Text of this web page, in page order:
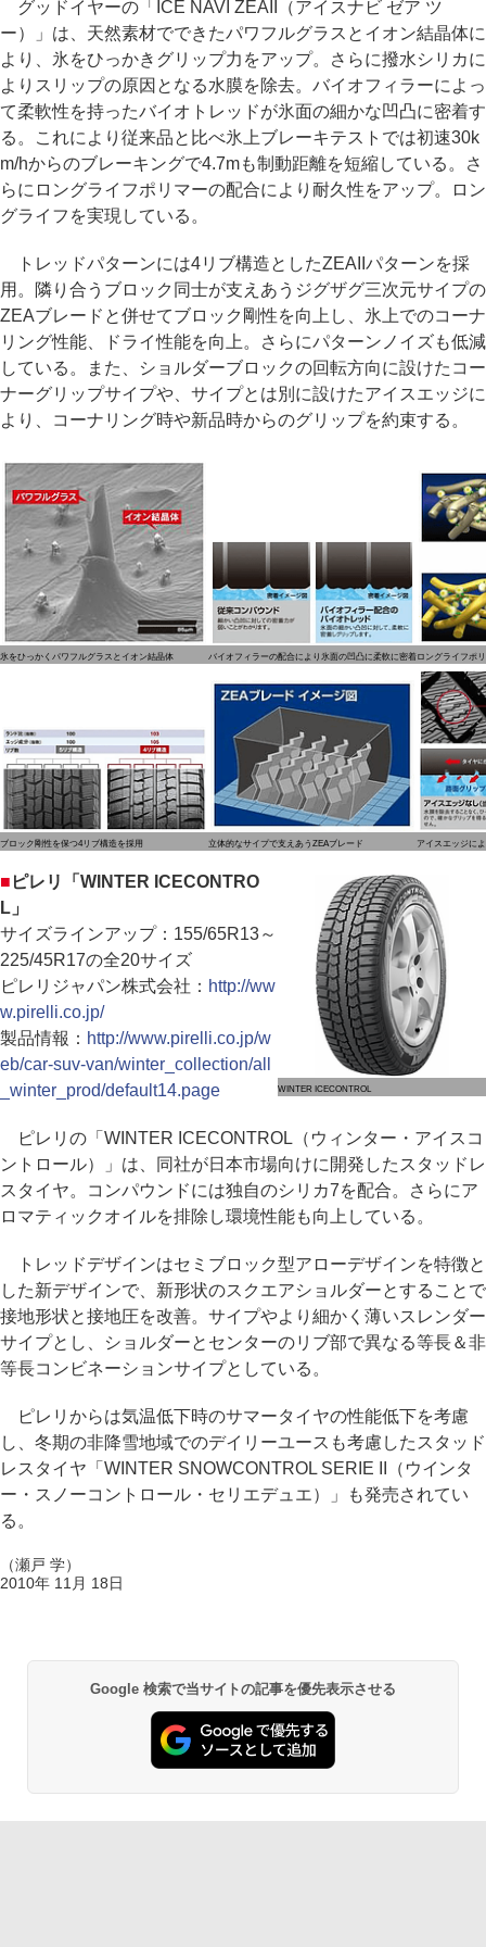
グッドイヤーの「ICE NAVI ZEAII（アイスナビ ゼア ツ
ー）」は、天然素材でできたパワフルグラスとイオン結晶体に
より、氷をひっかきグリップ力をアップ。さらに撥水シリカに
よりスリップの原因となる水膜を除去。バイオフィラーによっ
て柔軟性を持ったバイオトレッドが氷面の細かな凹凸に密着す
る。これにより従来品と比べ氷上ブレーキテストでは初速30k
m/hからのブレーキングで4.7mも制動距離を短縮している。さ
らにロングライフポリマーの配合により耐久性をアップ。ロン
グライフを実現している。
トレッドパターンには4リブ構造としたZEAIIパターンを採
用。隣り合うブロック同士が支えあうジグザグ三次元サイプの
ZEAブレードと併せてブロック剛性を向上し、氷上でのコーナ
リング性能、ドライ性能を向上。さらにパターンノイズも低減
している。また、ショルダーブロックの回転方向に設けたコー
ナーグリップサイプや、サイプとは別に設けたアイスエッジに
より、コーナリング時や新品時からのグリップを約束する。
氷をひっかくパワフルグラスとイオン結晶体 バイオフィラーの配合により氷面の凹凸に柔軟に密着ロングライフポ
ブロック剛性を保つ4リブ構造を採用 立体的なサイプで支えあうZEAブレード アイスエッジに
WINTER ICECONTROL
■ ピレリ「WINTER ICECONTRO
L」
サイズラインアップ：155/65R13～
225/45R17の全20サイズ
ピレリジャパン株式会社： http://ww
w.pirelli.co.jp/
製品情報： http://www.pirelli.co.jp/w
eb/car-suv-van/winter_collection/all
_winter_prod/default14.page
ピレリの「WINTER ICECONTROL（ウィンター・アイスコ
ントロール）」は、同社が日本市場向けに開発したスタッドレ
スタイヤ。コンパウンドには独自のシリカ7を配合。さらにア
ロマティックオイルを排除し環境性能も向上している。
トレッドデザインはセミブロック型アローデザインを特徴と
した新デザインで、新形状のスクエアショルダーとすることで
接地形状と接地圧を改善。サイプやより細かく薄いスレンダー
サイプとし、ショルダーとセンターのリブ部で異なる等長＆非
等長コンビネーションサイプとしている。
ピレリからは気温低下時のサマータイヤの性能低下を考慮
し、冬期の非降雪地域でのデイリーユースも考慮したスタッド
レスタイヤ「WINTER SNOWCONTROL SERIE II（ウインタ
ー・スノーコントロール・セリエデュエ）」も発売されてい
る。
（瀬戸 学）
2010年 11月 18日
Google 検索で当サイトの記事を優先表示させる